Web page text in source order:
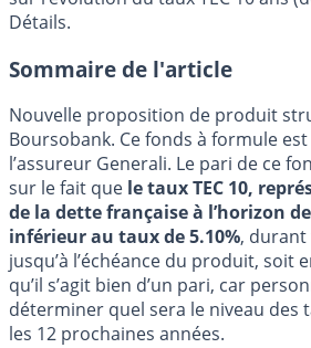
Détails.
Sommaire de l'article
Nouvelle proposition de produit
Boursobank. Ce fonds à formule
l’assureur Generali. Le pari de ce
sur le fait que le taux TEC 10,
de la dette française à l’horizon
inférieur au taux de 5.10%, durant
jusqu’à l’échéance du produit, soit
qu’il s’agit bien d’un pari, car
déterminer quel sera le niveau des
les 12 prochaines années.